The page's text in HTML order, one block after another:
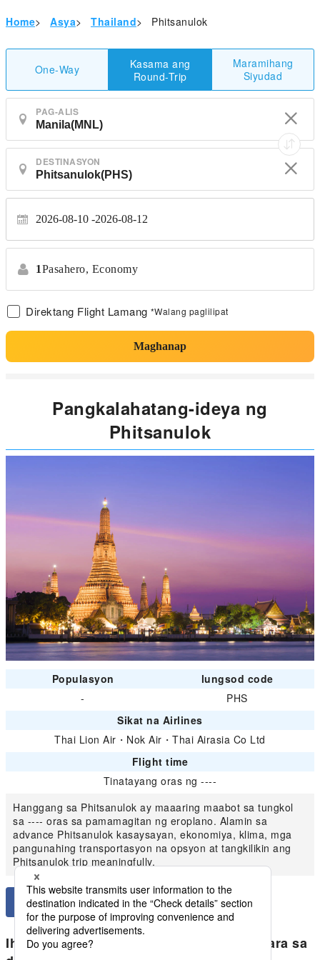
Home> Asya> Thailand> Phitsanulok
One-Way
Kasama ang
Round-Trip
Maramihang
Siyudad
PAG-ALIS
DESTINASYON
2026-08-10 2026-08-12
1Pasahero, Economy
Direktang Flight Lamang *Walang paglilipat
Maghanap
Pangkalahatang-ideya ng
Phitsanulok
Populasyon
lungsod code
-
PHS
Sikat na Airlines
Thai Lion Air ・ Nok Air ・Thai Airasia Co Ltd
Flight time
Tinatayang oras ng ----
Hanggang sa Phitsanulok ay maaaring maabot sa tungkol
sa ---- oras sa pamamagitan ng eroplano. Alamin sa
advance Phitsanulok kasaysayan, ekonomiya, klima, mga
pangunahing transportasyon na opsyon at tangkilikin ang
Phitsanulok trip meaningfully.
Ihambing ang pinakamababang presyo para sa